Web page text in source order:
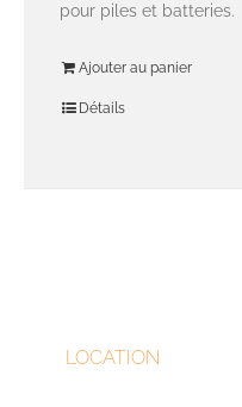
pour piles et batteries.
Ajouter au panier
Détails
LOCATION